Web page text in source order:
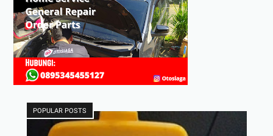
POPULAR POSTS